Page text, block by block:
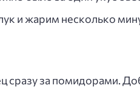
и жарим несколько
сразу за помидорами.